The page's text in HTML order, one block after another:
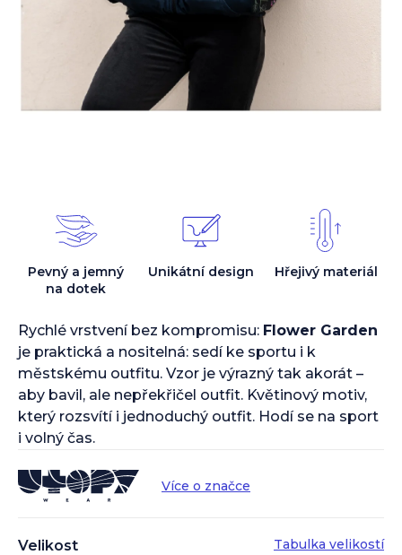
Velikost Tabulka velikostí
Rychlé vrstvení bez kompromisu: Flower Garden
je praktická a nositelná: sedí ke sportu i k
městskému outfitu. Vzor je výrazný tak akorát –
aby bavil, ale nepřekřičel outfit. Květinový motiv,
který rozsvítí i jednoduchý outfit. Hodí se na sport
i volný čas.
Více o značce
Pevný a jemný
na dotek
Unikátní design Hřejivý materiál